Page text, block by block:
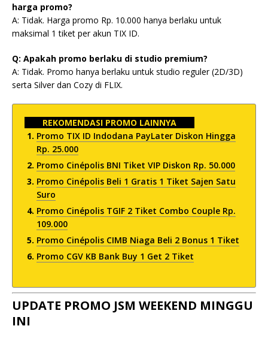
harga promo?
A: Tidak. Harga promo Rp. 10.000 hanya berlaku untuk
maksimal 1 tiket per akun TIX ID.
Q: Apakah promo berlaku di studio premium?
A: Tidak. Promo hanya berlaku untuk studio reguler (2D/3D)
serta Silver dan Cozy di FLIX.
REKOMENDASI PROMO LAINNYA
Promo TIX ID Indodana PayLater Diskon Hingga
Rp. 25.000
Promo Cinépolis BNI Tiket VIP Diskon Rp. 50.000
Promo Cinépolis Beli 1 Gratis 1 Tiket Sajen Satu
Suro
Promo Cinépolis TGIF 2 Tiket Combo Couple Rp.
109.000
Promo Cinépolis CIMB Niaga Beli 2 Bonus 1 Tiket
Promo CGV KB Bank Buy 1 Get 2 Tiket
UPDATE PROMO JSM WEEKEND MINGGU
INI